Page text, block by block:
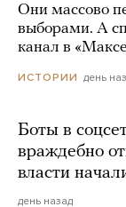
Они массово
выборами. А
канал в
ИСТОРИИ день
Боты в
враждебно
власти
день назад